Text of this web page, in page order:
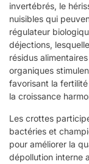
invertébrés, le
nuisibles qui
régulateur
déjections,
résidus
organiques
favorisant la
la croissance
Les crottes
bactéries et
pour améliorer la
dépollution interne